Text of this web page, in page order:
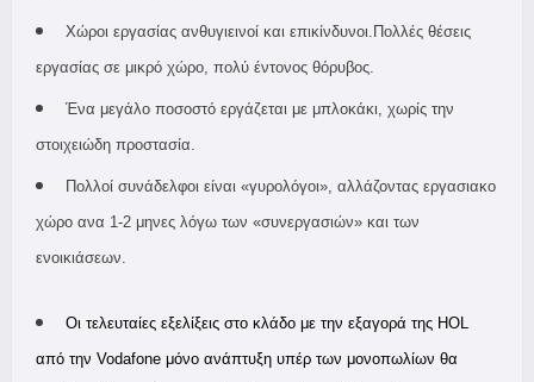
Χώροι εργασίας ανθυγιεινοί και επικίνδυνοι.Πολλές θέσεις
εργασίας σε μικρό χώρο, πολύ έντονος θόρυβος.
Ένα μεγάλο ποσοστό εργάζεται με μπλοκάκι, χωρίς την
στοιχειώδη προστασία.
Πολλοί συνάδελφοι είναι «γυρολόγοι», αλλάζοντας εργασιακο
χώρο ανα 1-2 μηνες λόγω των «συνεργασιών» και των
ενοικιάσεων.
Oι τελευταίες εξελίξεις στο κλάδο με την εξαγορά της HOL
από την Vodafone μόνο ανάπτυξη υπέρ των μονοπωλίων θα